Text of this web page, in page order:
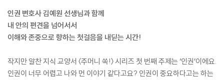
인권 변호사 김예원 선생님과 함께
내 안의 편견을 넘어서서
이해와 존중으로 향하는 첫걸음을 내딛는 시간!
작지만 알찬 지식 교양서 〈주머니 쏙!〉 시리즈 첫 번째 주제는 ‘인권’이에요.
인권이 너무 어렵고 나와 먼 이야기 같다고요? 인권이 중요하다고는 하는